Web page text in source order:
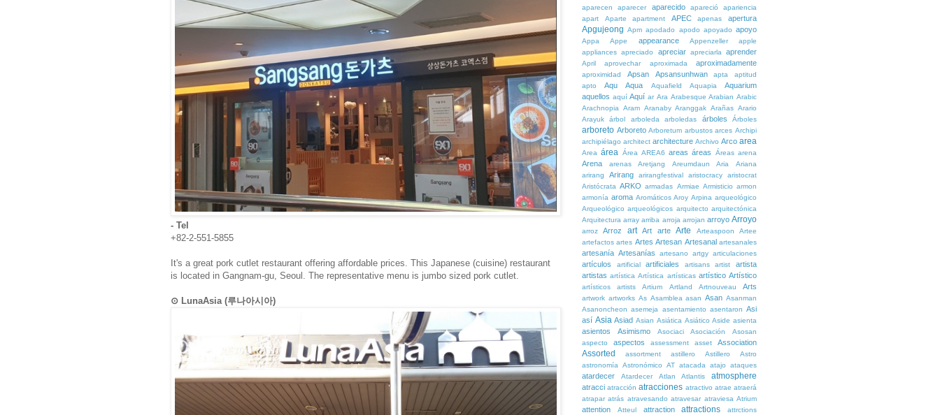
- Tel
+82-2-551-5855
It's a great pork cutlet restaurant offering affordable prices. This Japanese (cuisine) restaurant
is located in Gangnam-gu, Seoul. The representative menu is jumbo sized pork cutlet.
⊙ LunaAsia (루나아시아)
aparecen
aparecer aparecido apareció
apariencia
apart
Aparte apartment APEC apenas apertura
Apgujeong Apm apodado apodo apoyado apoyo
Appa Appe appearance Appenzeller
apple
appliances apreciado apreciar apreciarla aprender
April aprovechar aproximada aproximadamente
aproximidad Apsan Apsansunhwan apta
aptitud
apto
Aqu Aqua Aquafield Aquapia
Aquarium
aquellos aquí Aquí ar Ara Arabesque Arabian Arabic
Arachnopia
Aram Aranaby Aranggak Arañas Arario
Arayuk
árbol arboleda arboledas árboles Árboles
arboreto Arboreto Arboretum arbustos arces Archipi
archipiélago architect architecture Archivo Arco area
Area área Área AREA6 areas áreas Áreas arena
Arena arenas Aretjang Areumdaun Aria
Ariana
arirang
Arirang arirangfestival aristocracy
aristocrat
Aristócrata ARKO armadas Armiae Armisticio armon
armonía aroma Aromáticos Aroy Arpina arqueológico
Arqueológico arqueológicos arquitecto arquitectónica
Arquitectura array arriba arroja arrojan arroyo Arroyo
arroz Arroz art Art arte Arte Arteaspoon
Artee
artefactos artes Artes Artesan Artesanal artesanales
artesanía Artesanías artesano artgy articulaciones
artículos artificial artificiales artisans artist
artista
artistas artística Artística artísticas artístico Artístico
artísticos artists Artium Artland Artnouveau Arts
artwork artworks As Asamblea asan Asan Asanman
Asanoncheon asemeja asentamiento asentaron Asi
así Asia Asiad Asian Asiática Asiático Aside asienta
asientos Asimismo Asociaci Asociación
Asosan
aspecto
aspectos assessment asset Association
Assorted assortment astillero Astillero
Astro
astronomía
Astronómico AT atacada atajo ataques
atardecer Atardecer Atlan Atlantis atmosphere
atracci atracción atracciones atractivo atrae atraerá
atrapar atrás atravesando atravesar atraviesa Atrium
attention Atteul attraction attractions
attrctions